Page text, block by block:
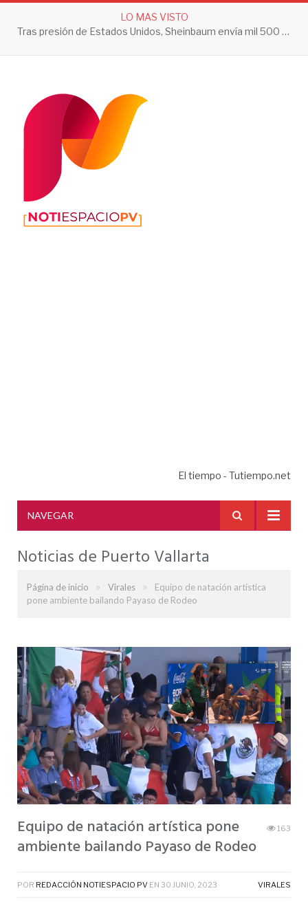
LO MAS VISTO
Tras presión de Estados Unidos, Sheinbaum envía mil 500 soldados a Michoacán
El tiempo - Tutiempo.net
NAVEGAR
Noticias de Puerto Vallarta
Página de inicio » Virales »
Equipo de natación artística
pone ambiente bailando Payaso de Rodeo
Equipo de natación artística pone
ambiente bailando Payaso de Rodeo
163
POR REDACCIÓN NOTIESPACIO PV EN 30 JUNIO, 2023 VIRALES